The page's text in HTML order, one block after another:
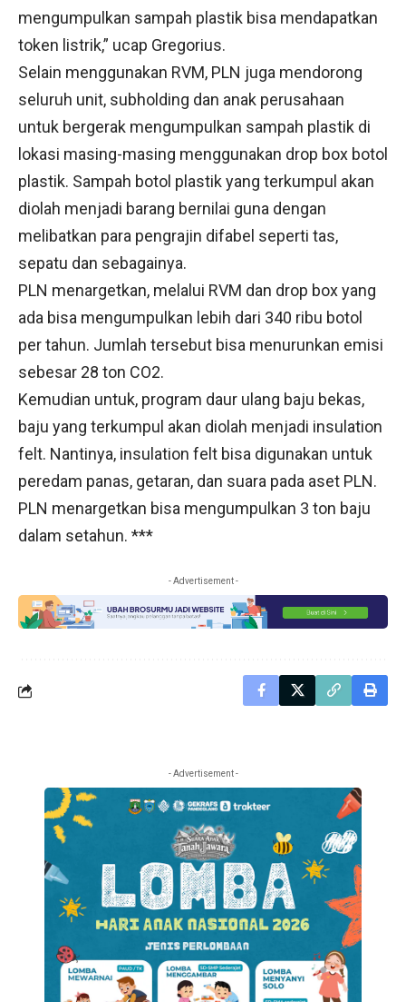
mengumpulkan sampah plastik bisa mendapatkan
token listrik,” ucap Gregorius.
Selain menggunakan RVM, PLN juga mendorong
seluruh unit, subholding dan anak perusahaan
untuk bergerak mengumpulkan sampah plastik di
lokasi masing-masing menggunakan drop box botol
plastik. Sampah botol plastik yang terkumpul akan
diolah menjadi barang bernilai guna dengan
melibatkan para pengrajin difabel seperti tas,
sepatu dan sebagainya.
PLN menargetkan, melalui RVM dan drop box yang
ada bisa mengumpulkan lebih dari 340 ribu botol
per tahun. Jumlah tersebut bisa menurunkan emisi
sebesar 28 ton CO2.
Kemudian untuk, program daur ulang baju bekas,
baju yang terkumpul akan diolah menjadi insulation
felt. Nantinya, insulation felt bisa digunakan untuk
peredam panas, getaran, dan suara pada aset PLN.
PLN menargetkan bisa mengumpulkan 3 ton baju
dalam setahun. ***
- Advertisement -
- Advertisement -